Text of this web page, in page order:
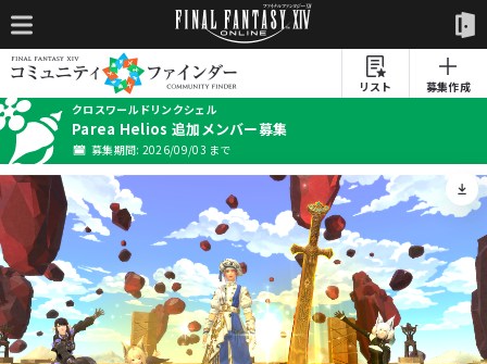
リスト
募集作成
クロスワールドリンクシェル
Parea Helios 追加メンバー募集
募集期間: 2026/09/03 まで